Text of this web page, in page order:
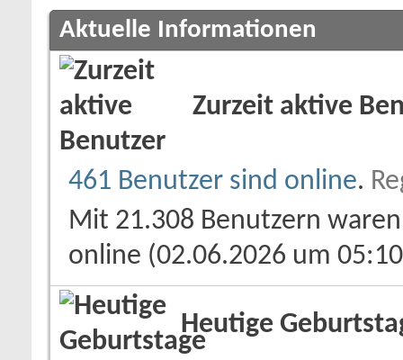
Aktuelle Informationen
Zurzeit aktive
461 Benutzer sind online.
Mit 21.308 Benutzern
online (02.06.2026 um
Heutige